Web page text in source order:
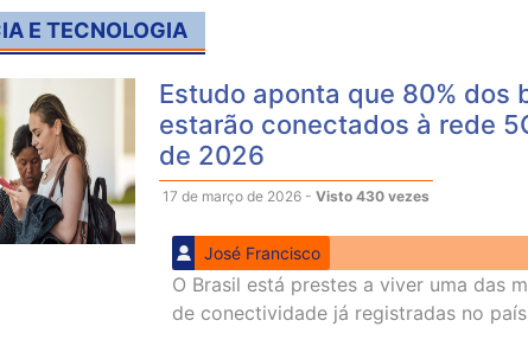
E TECNOLOGIA
Estudo aponta que 80% dos
estarão conectados à rede
de 2026
17 de março de 2026 - Visto 430 vezes
José Francisco
O Brasil está prestes a viver uma das
de conectividade já registradas no